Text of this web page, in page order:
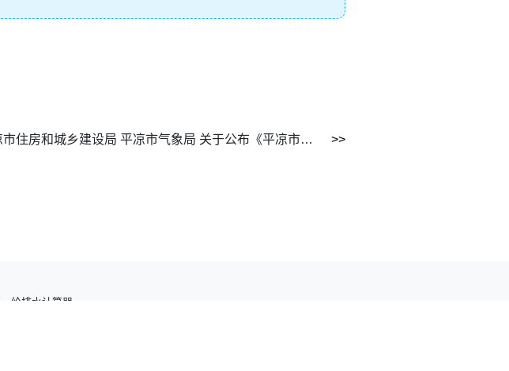
平凉市住房和城乡建设局 平凉市气象局 关于公布《平凉市中心城区暴雨强度 公式技术报告》的通知2023-6-12.png
给排水计算器